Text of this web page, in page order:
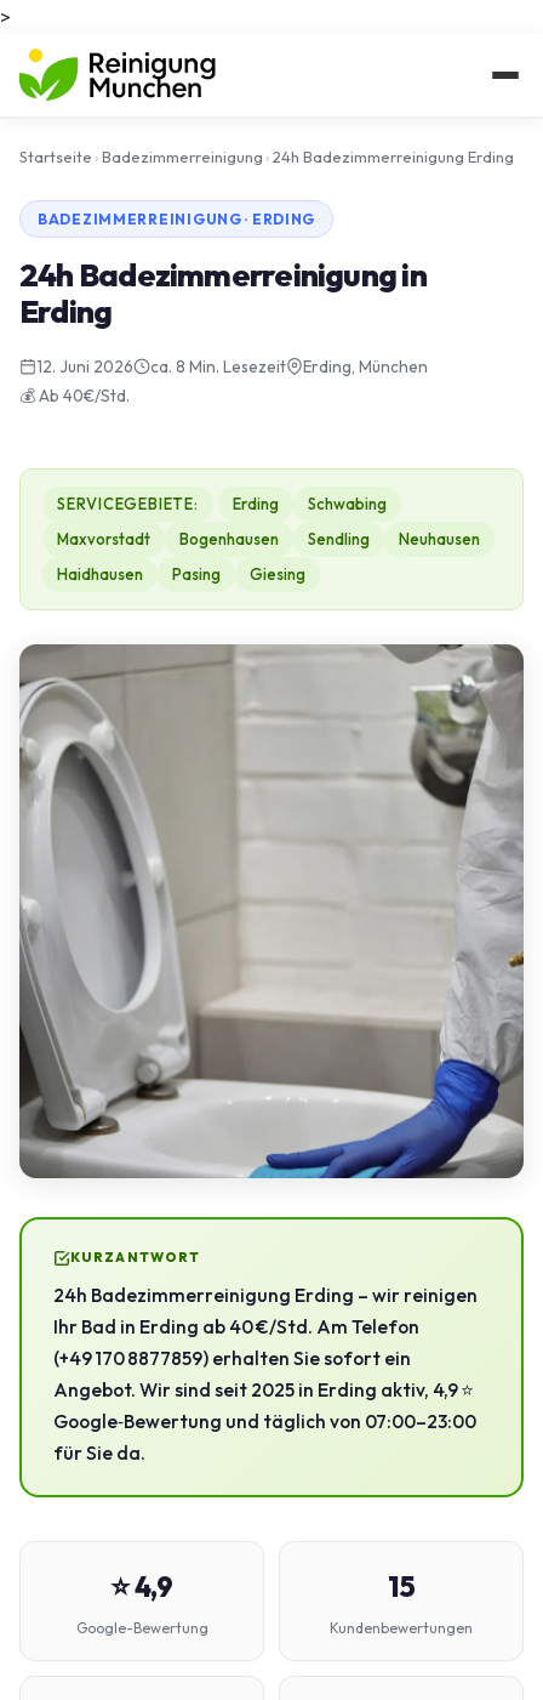
>
Startseite ›Badezimmerreinigung ›24h Badezimmerreinigung Erding
BADEZIMMERREINIGUNG · ERDING
24h Badezimmerreinigung in
Erding
12. Juni 2026 ca. 8 Min. Lesezeit
Erding, München
💰 Ab 40€/Std.
SERVICEGEBIETE: Erding
Schwabing
Maxvorstadt
Bogenhausen Sendling
Neuhausen
Haidhausen
Pasing Giesing
KURZANTWORT
24h Badezimmerreinigung Erding – wir reinigen
Ihr Bad in Erding ab 40 €/Std. Am Telefon
(+49 170 8877859) erhalten Sie sofort ein
Angebot. Wir sind seit 2025 in Erding aktiv, 4,9 ⭐
Google‑Bewertung und täglich von 07:00–23:00
für Sie da.
⭐ 4,9
Google-Bewertung
15
Kundenbewertungen